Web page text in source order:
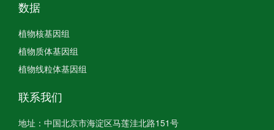
数据
植物核基因组
植物质体基因组
植物线粒体基因组
联系我们
地址：中国北京市海淀区马莲洼北路151号